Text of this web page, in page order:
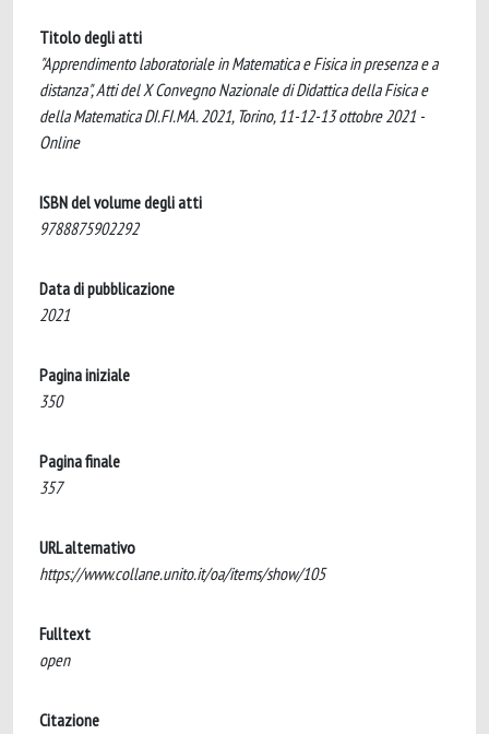
Titolo degli atti
"Apprendimento laboratoriale in Matematica e Fisica in presenza e a
distanza", Atti del X Convegno Nazionale di Didattica della Fisica e
della Matematica DI.FI.MA. 2021, Torino, 11-12-13 ottobre 2021 -
Online
ISBN del volume degli atti
9788875902292
Data di pubblicazione
2021
Pagina iniziale
350
Pagina finale
357
URL alternativo
https://www.collane.unito.it/oa/items/show/105
Fulltext
open
Citazione